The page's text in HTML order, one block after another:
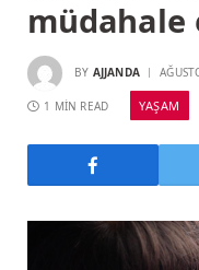
müdahale
BY AJJANDA
1 MIN READ YAŞAM